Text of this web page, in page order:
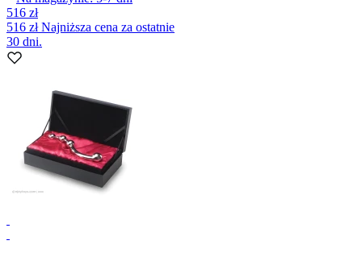
516 zł
516 złNajniższa cena za ostatnie
30 dni.